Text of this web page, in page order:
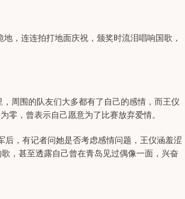
，连连拍打地面庆祝，颁奖时流泪唱响国歌，
周围的队友们大多都有了自己的感情，而王仪
零，曾表示自己愿意为了比赛放弃爱情。
，有记者问她是否考虑感情问题，王仪涵羞涩
，甚至透露自己曾在青岛见过偶像一面，兴奋